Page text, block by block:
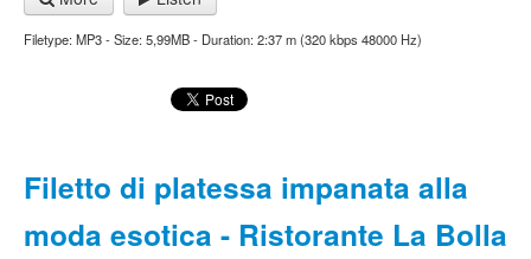
Filetype: MP3 - Size: 5,99MB - Duration: 2:37 m (320 kbps 48000 Hz)
Filetto di platessa impanata alla
moda esotica - Ristorante La Bolla